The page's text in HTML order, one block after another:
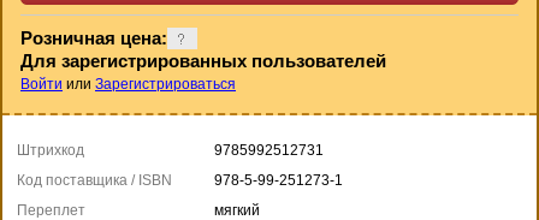
Розничная цена:
Для зарегистрированных пользователей
Войти или Зарегистрироваться
Штрихкод
9785992512731
Код поставщика / ISBN
978-5-99-251273-1
Переплет
мягкий